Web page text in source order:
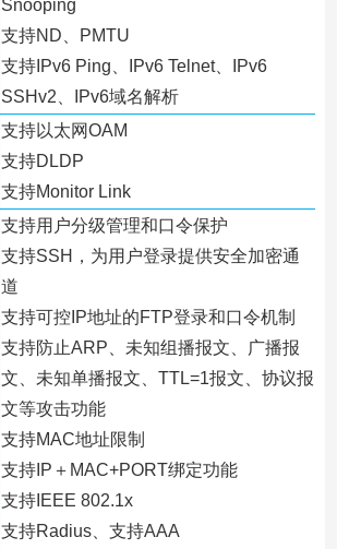
Snooping
支持ND、PMTU
支持IPv6 Ping、IPv6 Telnet、IPv6
SSHv2、IPv6域名解析
支持以太网OAM
支持DLDP
支持Monitor Link
支持用户分级管理和口令保护
支持SSH，为用户登录提供安全加密通
道
支持可控IP地址的FTP登录和口令机制
支持防止ARP、未知组播报文、广播报
文、未知单播报文、TTL=1报文、协议报
文等攻击功能
支持MAC地址限制
支持IP＋MAC+PORT绑定功能
支持IEEE 802.1x
支持Radius、支持AAA